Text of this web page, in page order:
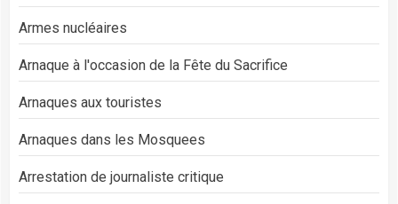
Armes nucléaires
Arnaque à l'occasion de la Fête du Sacrifice
Arnaques aux touristes
Arnaques dans les Mosquees
Arrestation de journaliste critique